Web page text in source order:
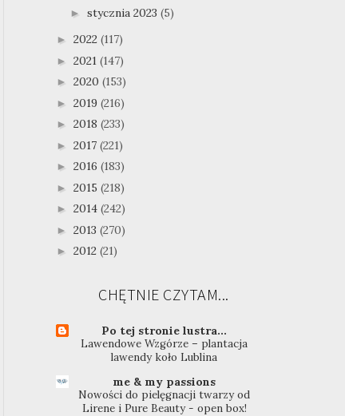
► stycznia 2023 (5)
► 2022 (117)
► 2021 (147)
► 2020 (153)
► 2019 (216)
► 2018 (233)
► 2017 (221)
► 2016 (183)
► 2015 (218)
► 2014 (242)
► 2013 (270)
► 2012 (21)
CHĘTNIE CZYTAM...
Po tej stronie lustra...
Lawendowe Wzgórze – plantacja
lawendy koło Lublina
me & my passions
Nowości do pielęgnacji twarzy od
Lirene i Pure Beauty - open box!